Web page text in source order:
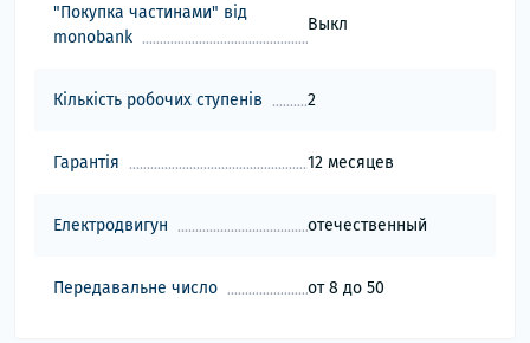
"Покупка частинами" від
monobank
Выкл
Кількість робочих ступенів 2
Гарантія 12 месяцев
Електродвигун отечественный
Передавальне число от 8 до 50